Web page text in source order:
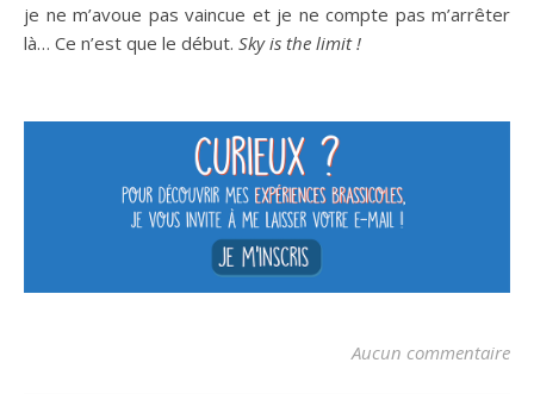
je ne m’avoue pas vaincue et je ne compte pas m’arrêter
là… Ce n’est que le début. Sky is the limit !
Aucun commentaire